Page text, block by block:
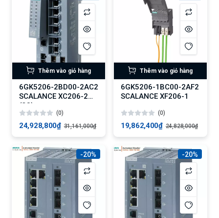
Thêm vào giỏ hàng
6GK5206-2BD00-2AC2
SCALANCE XC206-2
(SC)
(0)
24,928,800₫ 31,161,000₫
Thêm vào giỏ hàng
6GK5206-1BC00-2AF2
SCALANCE XF206-1
(0)
19,862,400₫ 24,828,000₫
-20% -20%